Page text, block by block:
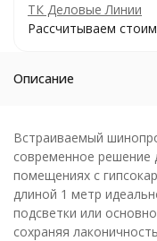
ТК Деловые Линии
Рассчитываем
Описание
Встраиваемый
современное решение
помещениях с
длиной 1 метр
подсветки или
сохраняя